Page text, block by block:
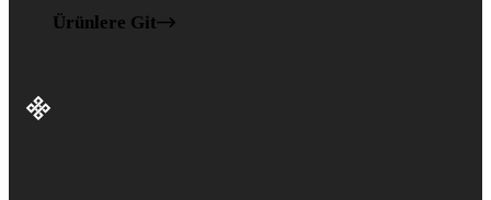
Ürünlere Git